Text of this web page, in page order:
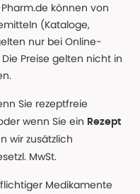
können von
(Kataloge,
nur bei Online-
Preise gelten nicht in
Sie rezeptfreie
wenn Sie ein Rezept
wir zusätzlich
MwSt.
Medikamente